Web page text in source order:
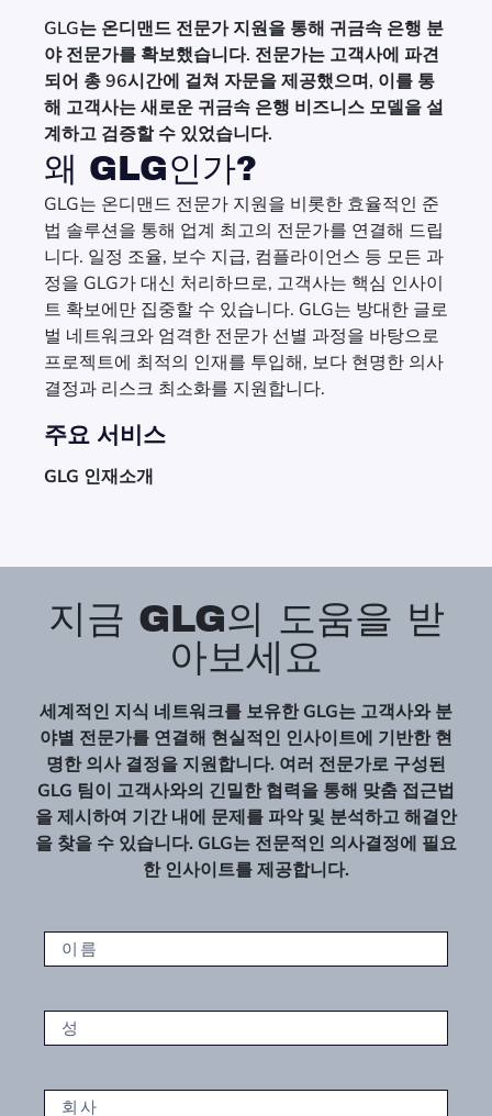
GLG는 온디맨드 전문가 지원을 통해 귀금속 은행 분
야 전문가를 확보했습니다. 전문가는 고객사에 파견
되어 총 96시간에 걸쳐 자문을 제공했으며, 이를 통
해 고객사는 새로운 귀금속 은행 비즈니스 모델을 설
계하고 검증할 수 있었습니다.
왜 GLG인가?
GLG는 온디맨드 전문가 지원을 비롯한 효율적인 준
법 솔루션을 통해 업계 최고의 전문가를 연결해 드립
니다. 일정 조율, 보수 지급, 컴플라이언스 등 모든 과
정을 GLG가 대신 처리하므로, 고객사는 핵심 인사이
트 확보에만 집중할 수 있습니다. GLG는 방대한 글로
벌 네트워크와 엄격한 전문가 선별 과정을 바탕으로
프로젝트에 최적의 인재를 투입해, 보다 현명한 의사
결정과 리스크 최소화를 지원합니다.
주요 서비스
GLG 인재소개
지금 GLG의 도움을 받
아보세요
세계적인 지식 네트워크를 보유한 GLG는 고객사와 분
야별 전문가를 연결해 현실적인 인사이트에 기반한 현
명한 의사 결정을 지원합니다. 여러 전문가로 구성된
GLG 팀이 고객사와의 긴밀한 협력을 통해 맞춤 접근법
을 제시하여 기간 내에 문제를 파악 및 분석하고 해결안
을 찾을 수 있습니다. GLG는 전문적인 의사결정에 필요
한 인사이트를 제공합니다.